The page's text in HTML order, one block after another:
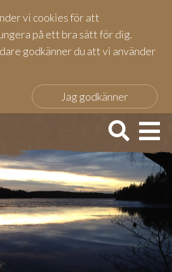
vi cookies för att
på ett bra sätt för dig.
godkänner du att vi använder
Jag godkänner